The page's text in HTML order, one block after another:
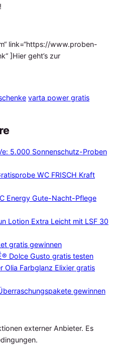
link=“https://www.proben-
]Hier geht’s zur
varta power gratis
5.000 Sonnenschutz-Proben
WC FRISCH Kraft
Energy Gute-Nacht-Pflege
Lotion Extra Leicht mit LSF 30
gratis gewinnen
Dolce Gusto gratis testen
Olia Farbglanz Elixier gratis
gewinnen
externer Anbieter. Es